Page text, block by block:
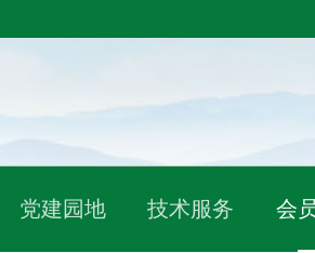
党建园地 技术服务 会